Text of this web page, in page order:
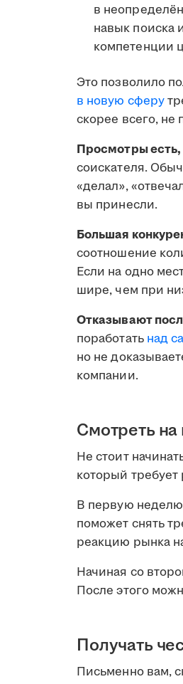
в
навык поиска
компетенции
Это позволило
в новую сферу
скорее всего, не
Просмотры
соискателя.
«делал»,
вы принесли.
Большая
соотношение
Если на одно
шире, чем при
Отказывают
поработать над
но не
компании.
Смотреть
Не стоит
который
В первую неделю
поможет снять
реакцию рынка
Начиная со
После этого
Получать
Письменно вам,